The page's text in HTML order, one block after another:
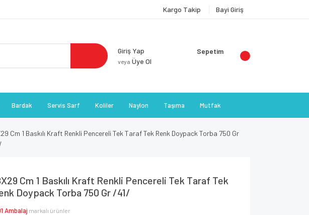
Kargo Takip Bayi Giriş
Giriş Yap
veya Üye Ol
Sepetim
Bardak Servis Sarf Koliler Naylon Taşıma Mutfak
Cm 1 Baskılı Kraft Renkli Pencereli Tek Taraf Tek Renk Doypack Torba 750 Gr
Cm 1 Baskılı Kraft Renkli Pencereli Tek Taraf Tek
Doypack Torba 750 Gr /41/
Ambalaj markalı ürünler